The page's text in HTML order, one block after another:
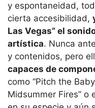
y espontaneidad,
cierta accesibilidad,
Las Vegas” el
artística. Nunca
y contenidos, pero
capaces de
como “Pitch the
Midsummer Fires” o